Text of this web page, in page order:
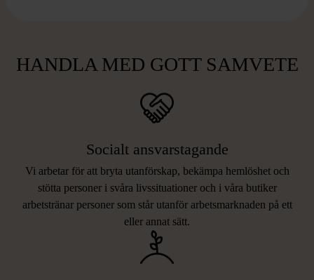
HANDLA MED GOTT SAMVETE
Socialt ansvarstagande
Vi arbetar för att bryta utanförskap, bekämpa hemlöshet och
stötta personer i svåra livssituationer och i våra butiker
arbetstränar personer som står utanför arbetsmarknaden på ett
eller annat sätt.